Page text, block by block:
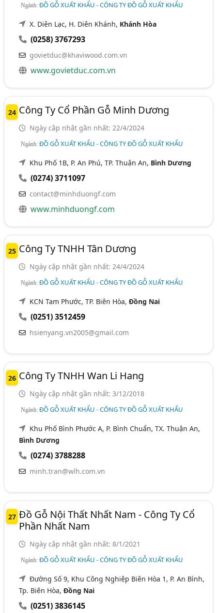
Ngành:ĐỒ GỖ XUẤT KHẨU - CÔNG TY ĐỒ GỖ XUẤT KHẨU
X. Diên Lạc, H. Diên Khánh, Khánh Hòa
(0258) 3767293
govietduc@khaviwood.com.vn
www.govietduc.com.vn
24 Công Ty Cổ Phần Gỗ Minh Dương
Ngày cập nhật gần nhất: 22/4/2024
Ngành:ĐỒ GỖ XUẤT KHẨU - CÔNG TY ĐỒ GỖ XUẤT KHẨU
Khu Phố 1B, P. An Phú, TP. Thuận An, Bình Dương
(0274) 3711097
contact@minhduongf.com
www.minhduongf.com
25 Công Ty TNHH Tân Dương
Ngày cập nhật gần nhất: 24/4/2024
Ngành:ĐỒ GỖ XUẤT KHẨU - CÔNG TY ĐỒ GỖ XUẤT KHẨU
KCN Tam Phước, TP. Biên Hòa,Đồng Nai
(0251) 3512459
hsienyang.vn2005@gmail.com
26 Công Ty TNHH Wan Li Hang
Ngày cập nhật gần nhất: 3/12/2018
Ngành:ĐỒ GỖ XUẤT KHẨU - CÔNG TY ĐỒ GỖ XUẤT KHẨU
Khu Phố Bình Phước A, P. Bình Chuẩn, TX. Thuận An,
Bình Dương
(0274) 3788288
minh.tran@wlh.com.vn
27 Đồ Gỗ Nội Thất Nhất Nam - Công Ty Cổ
Phần Nhất Nam
Ngày cập nhật gần nhất: 8/1/2021
Ngành:ĐỒ GỖ XUẤT KHẨU - CÔNG TY ĐỒ GỖ XUẤT KHẨU
Đường Số 9, Khu Công Nghiệp Biên Hòa 1, P. An Bình,
Tp. Biên Hòa,Đồng Nai
(0251) 3836145